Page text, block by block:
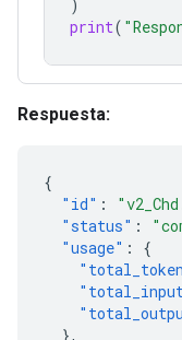
)
print(
Respuesta:
{
"id" :
"status" :
"usage" :
{
},